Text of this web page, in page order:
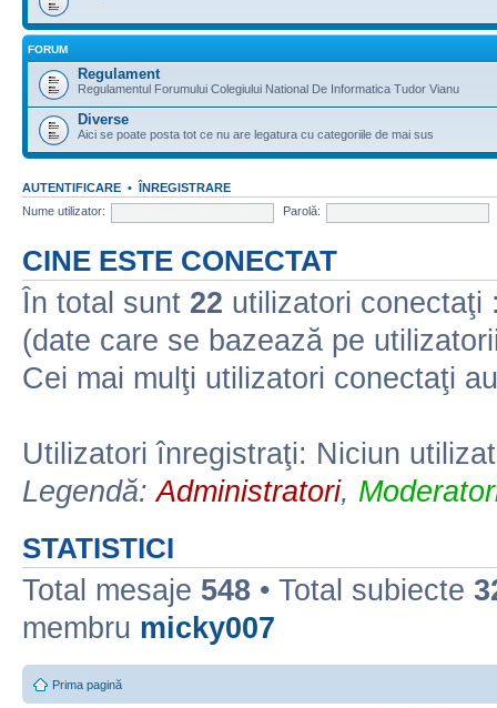
FORUM
Regulament
Regulamentul Forumului Colegiului National De Informatica Tudor Vianu
Diverse
Aici se poate posta tot ce nu are legatura cu categoriile de mai sus
AUTENTIFICARE • ÎNREGISTRARE
Nume utilizator:
Parolă:
CINE ESTE CONECTAT
În total sunt 22 utilizatori conectaţi
(date care se bazează pe
Cei mai mulţi utilizatori conectaţi
Utilizatori înregistraţi: Niciun
Legendă:Administratori,
STATISTICI
Total mesaje 548 • Total subiecte
membru micky007
Prima pagină